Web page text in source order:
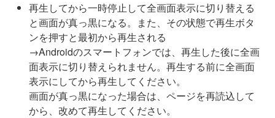
再生してから一時停止して全画面表示に切り替える
と画面が真っ黒になる。また、その状態で再生ボタ
ンを押すと最初から再生される
→Androidのスマートフォンでは、再生した後に全画
面表示に切り替えられません。再生する前に全画面
表示にしてから再生してください。
画面が真っ黒になった場合は、ページを再読込して
から、改めて再生してください。